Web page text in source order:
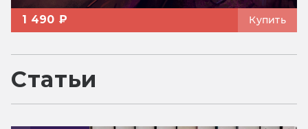
1 490 ₽ Купить
Статьи